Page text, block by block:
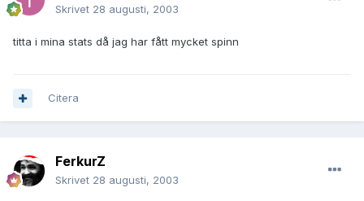
Skrivet 28 augusti, 2003
titta i mina stats då jag har fått mycket spinn
Citera
FerkurZ
Skrivet 28 augusti, 2003